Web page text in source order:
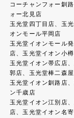
コーチャンフォー釧
ォー北見店
玉光堂四丁目店、玉
オンモール平岡店
玉光堂イオンモール
店、玉光堂イオン小
玉光堂イオン帯広店
郭店、玉光堂棒二森
玉光堂イオン釧路店
ン千歳店
玉光堂イオン江別店
店、玉光堂イオン名